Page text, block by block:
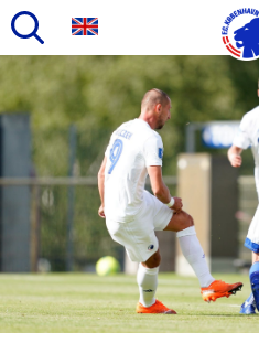
Gå
til
hovedindhold
Primær
navigation